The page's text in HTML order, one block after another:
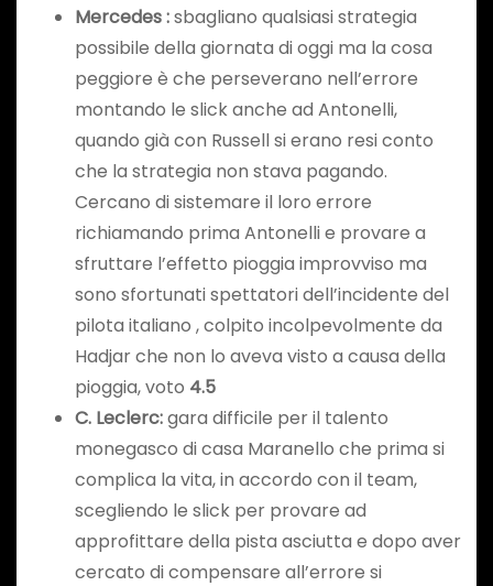
Mercedes :sbagliano qualsiasi strategia
possibile della giornata di oggi ma la cosa
peggiore è che perseverano nell’errore
montando le slick anche ad Antonelli,
quando già con Russell si erano resi conto
che la strategia non stava pagando.
Cercano di sistemare il loro errore
richiamando prima Antonelli e provare a
sfruttare l’effetto pioggia improvviso ma
sono sfortunati spettatori dell’incidente del
pilota italiano , colpito incolpevolmente da
Hadjar che non lo aveva visto a causa della
pioggia, voto 4.5
C. Leclerc:gara difficile per il talento
monegasco di casa Maranello che prima si
complica la vita, in accordo con il team,
scegliendo le slick per provare ad
approfittare della pista asciutta e dopo aver
cercato di compensare all’errore si